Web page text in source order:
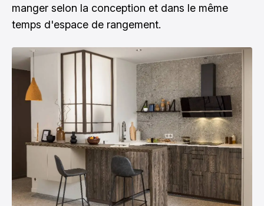
manger selon la conception et dans le même
temps d'espace de rangement.